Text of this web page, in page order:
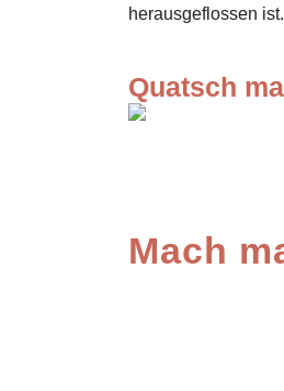
herausgeflossen ist.
Quatsch
Mach